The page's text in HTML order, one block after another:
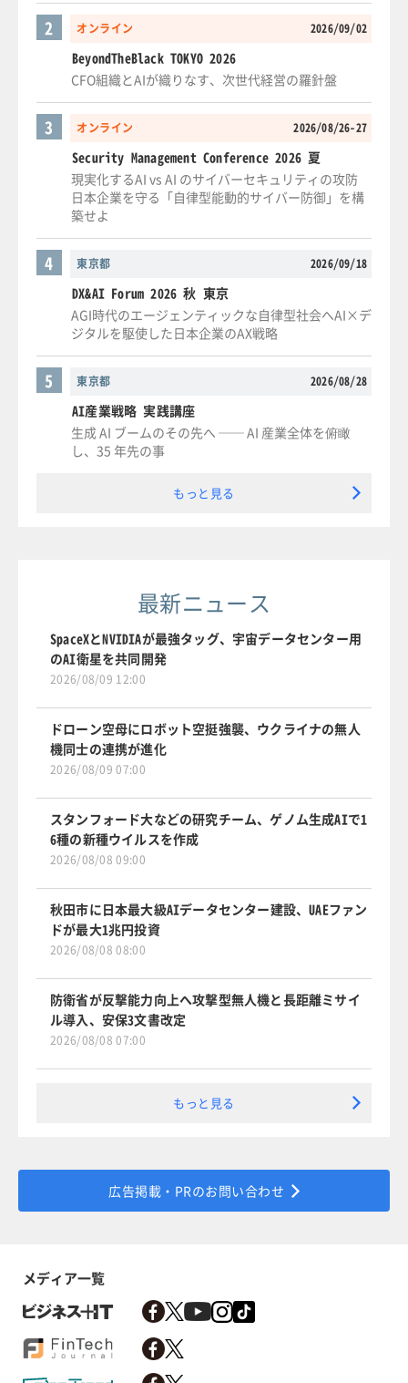
オンライン 2026/09/02
2
BeyondTheBlack TOKYO 2026
CFO組織とAIが織りなす、次世代経営の羅針盤
オンライン 2026/08/26-27
3
Security Management Conference 2026 夏
現実化するAI vs AI のサイバーセキュリティの攻防
日本企業を守る「自律型能動的サイバー防御」を構
築せよ
東京都 2026/09/18
4
DX&AI Forum 2026 秋 東京
AGI時代のエージェンティックな自律型社会へAI×デ
ジタルを駆使した日本企業のAX戦略
東京都 2026/08/28
5
AI産業戦略 実践講座
生成 AI ブームのその先へ ── AI 産業全体を俯瞰
し、35 年先の事
もっと見る
最新ニュース
SpaceXとNVIDIAが最強タッグ、宇宙データセンター用
のAI衛星を共同開発
2026/08/09 12:00
ドローン空母にロボット空挺強襲、ウクライナの無人
機同士の連携が進化
2026/08/09 07:00
スタンフォード大などの研究チーム、ゲノム生成AIで1
6種の新種ウイルスを作成
2026/08/08 09:00
秋田市に日本最大級AIデータセンター建設、UAEファン
ドが最大1兆円投資
2026/08/08 08:00
防衛省が反撃能力向上へ攻撃型無人機と長距離ミサイ
ル導入、安保3文書改定
2026/08/08 07:00
もっと見る
広告掲載・PRのお問い合わせ
メディア一覧